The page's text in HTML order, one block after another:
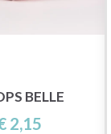
BELLE
2,15